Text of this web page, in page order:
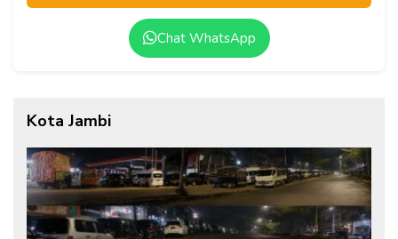
Chat WhatsApp
Kota Jambi